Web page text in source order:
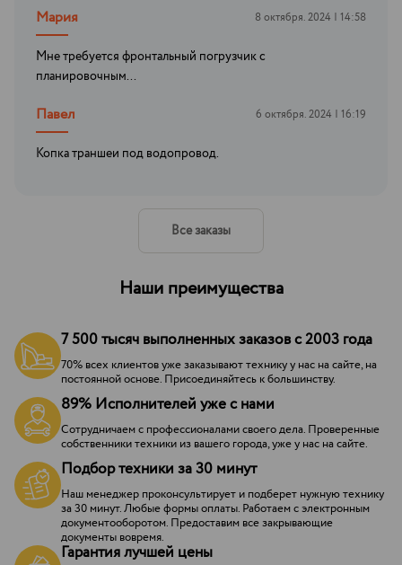
Мария 8 октября. 2024 | 14:58
Мне требуется фронтальный погрузчик с
планировочным...
Павел 6 октября. 2024 | 16:19
Копка траншеи под водопровод.
Все заказы
Наши преимущества
7 500 тысяч выполненных заказов с 2003 года
70% всех клиентов уже заказывают технику у нас на сайте, на
постоянной основе. Присоединяйтесь к большинству.
89% Исполнителей уже с нами
Сотрудничаем с профессионалами своего дела. Проверенные
собственники техники из вашего города, уже у нас на сайте.
Подбор техники за 30 минут
Наш менеджер проконсультирует и подберет нужную технику
за 30 минут. Любые формы оплаты. Работаем с электронным
документооборотом. Предоставим все закрывающие
документы вовремя.
Гарантия лучшей цены